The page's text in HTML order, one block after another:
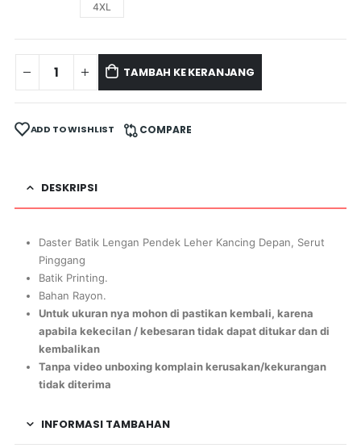
4XL
TAMBAH KE KERANJANG
ADD TO WISHLIST COMPARE
DESKRIPSI
Daster Batik Lengan Pendek Leher Kancing Depan, Serut
Pinggang
Batik Printing.
Bahan Rayon.
Untuk ukuran nya mohon di pastikan kembali, karena
apabila kekecilan / kebesaran tidak dapat ditukar dan di
kembalikan
Tanpa video unboxing komplain kerusakan/kekurangan
tidak diterima
INFORMASI TAMBAHAN